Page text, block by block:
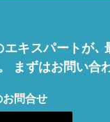
キスパートが､
まずはお問い合
問合せ